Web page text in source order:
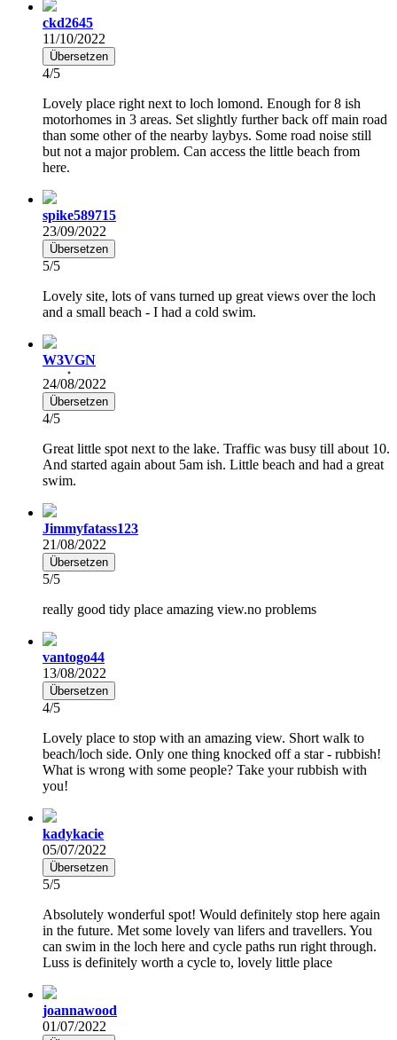
ckd2645
11/10/2022
Übersetzen
4/5
Lovely place right next to loch lomond. Enough for 8 ish
motorhomes in 3 areas. Set slightly further back off main road
than some other of the nearby laybys. Some road noise still
but not a major problem. Can access the little beach from
here.
spike589715
23/09/2022
Übersetzen
5/5
Lovely site, lots of vans turned up great views over the loch
and a small beach - I had a cold swim.
W3VGN
24/08/2022
Übersetzen
4/5
Great little spot next to the lake. Traffic was busy till about 10.
And started again about 5am ish. Little beach and had a great
swim.
Jimmyfatass123
21/08/2022
Übersetzen
5/5
really good tidy place amazing view.no problems
vantogo44
13/08/2022
Übersetzen
4/5
Lovely place to stop with an amazing view. Short walk to
beach/loch side. Only one thing knocked off a star - rubbish!
What is wrong with some people? Take your rubbish with
you!
kadykacie
05/07/2022
Übersetzen
5/5
Absolutely wonderful spot! Would definitely stop here again
in the future. Met some lovely van lifers and travellers. You
can swim in the loch here and cycle paths run right through.
Luss is definitely worth a cycle to, lovely little place
joannawood
01/07/2022